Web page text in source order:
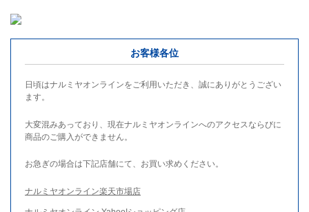
お客様各位
日頃はナルミヤオンラインをご利用いただき、誠にありがとうござい
ます。
大変混みあっており、現在ナルミヤオンラインへのアクセスならびに
商品のご購入ができません。
お急ぎの場合は下記店舗にて、お買い求めください。
ナルミヤオンライン楽天市場店